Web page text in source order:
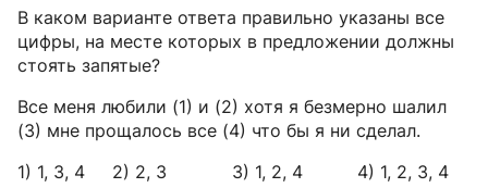
В каком варианте ответа правильно указаны все
цифры, на месте которых в предложении должны
стоять запятые?
Все меня любили (1) и (2) хотя я безмерно шалил
(3) мне прощалось все (4) что бы я ни сделал.
1) 1, 3, 4 2) 2, 3 3) 1, 2, 4 4) 1, 2, 3, 4